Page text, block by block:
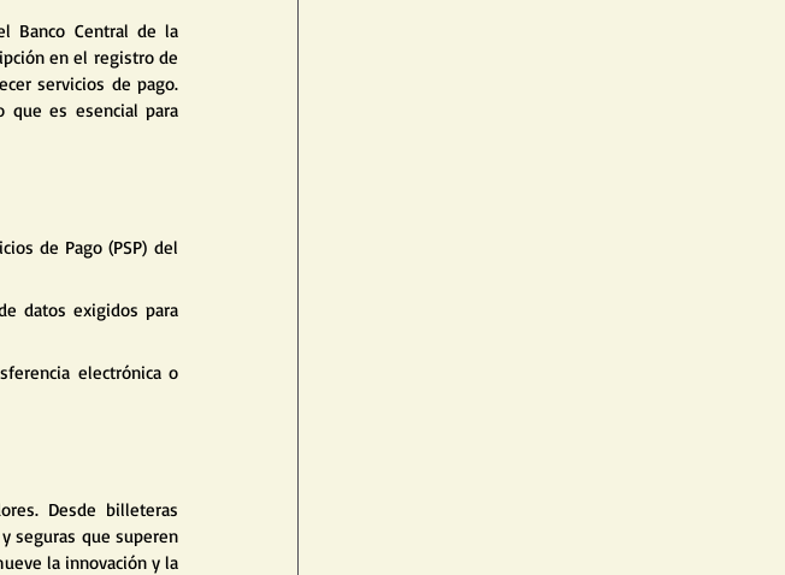
Banco Central de la
en el registro de
servicios de pago.
que es esencial para
de Pago (PSP) del
datos exigidos para
electrónica o
Desde billeteras
seguras que superen
la innovación y la